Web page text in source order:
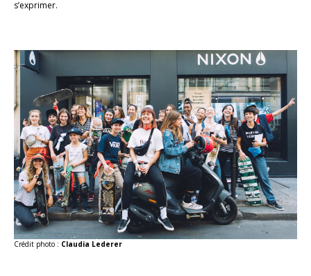
s’exprimer.
Crédit photo : Claudia Lederer